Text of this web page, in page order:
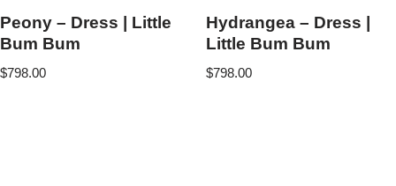
Peony – Dress | Little
Bum Bum
$798.00
Hydrangea – Dress |
Little Bum Bum
$798.00